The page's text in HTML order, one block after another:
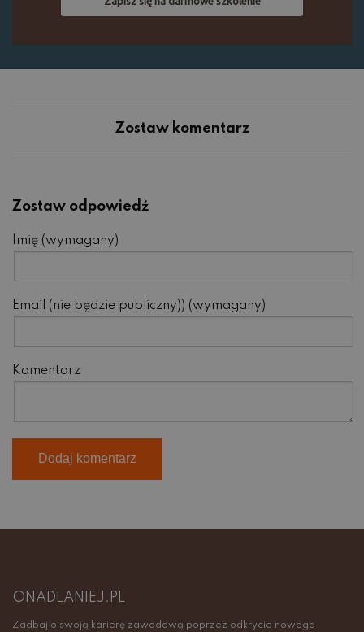
Zostaw komentarz
Zostaw odpowiedź
Imię (wymagany)
Email (nie będzie publiczny)) (wymagany)
Komentarz
ONADLANIEJ.PL
Zadbaj o swoją karierę zawodową poprzez odkrycie nowego